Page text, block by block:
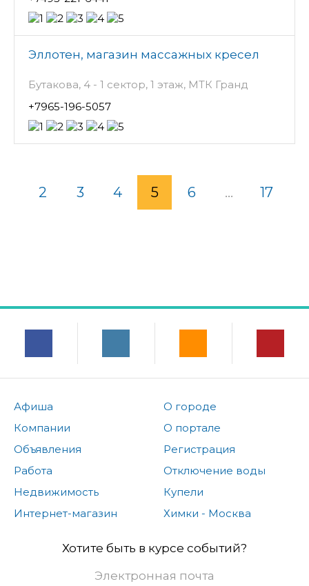
Эллотен, магазин массажных кресел
Бутакова, 4 - 1 сектор, 1 этаж, МТК Гранд
+7965-196-5057
2 3 4 5 6 ... 17
Афиша
Компании
Объявления
Работа
Недвижимость
Интернет-магазин
О городе
О портале
Регистрация
Отключение воды
Купели
Химки - Москва
Хотите быть в курсе событий?